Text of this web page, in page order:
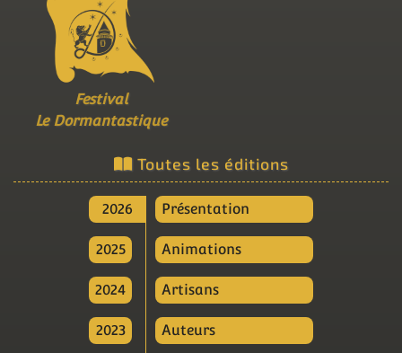
Festival
Le Dormantastique
Toutes les éditions
2026
2025
2024
2023
Présentation
Animations
Artisans
Auteurs